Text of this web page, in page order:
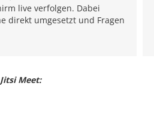
live verfolgen. Dabei
direkt umgesetzt und Fragen
Meet: